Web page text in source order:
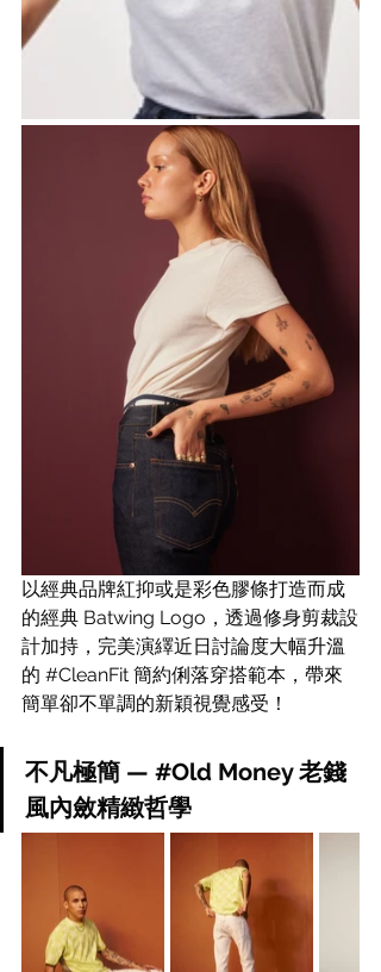
以經典品牌紅抑或是彩色膠條打造而成
的經典 Batwing Logo，透過修身剪裁設
計加持，完美演繹近日討論度大幅升溫
的 #CleanFit 簡約俐落穿搭範本，帶來
簡單卻不單調的新穎視覺感受！
不凡極簡 — #Old Money 老錢
風內斂精緻哲學